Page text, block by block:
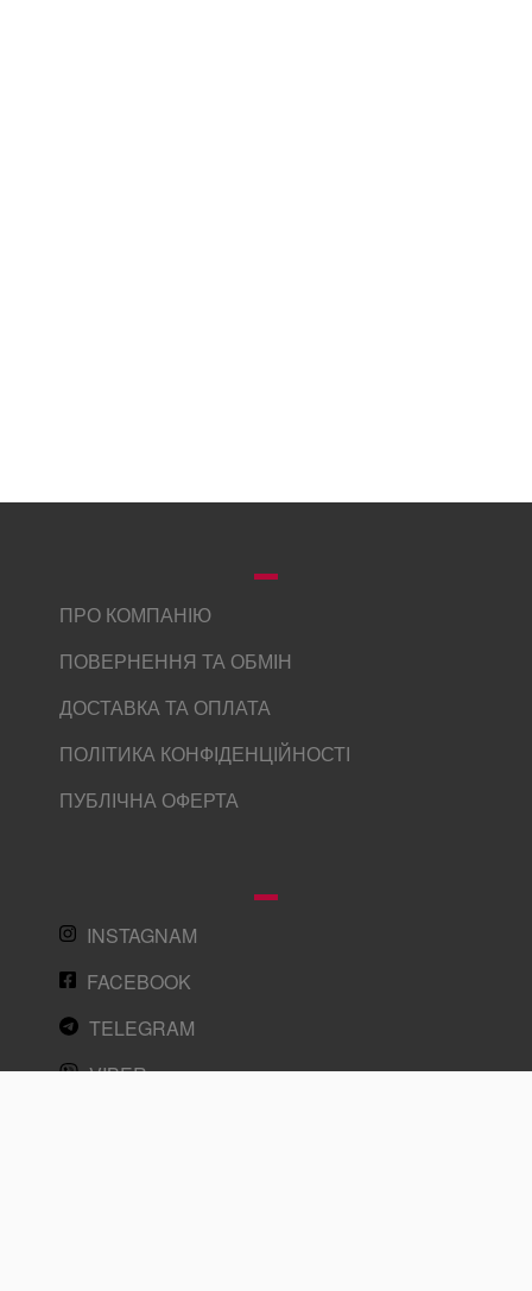
ПРО КОМПАНІЮ
ПОВЕРНЕННЯ ТА ОБМІН
ДОСТАВКА ТА ОПЛАТА
ПОЛІТИКА КОНФІДЕНЦІЙНОСТІ
ПУБЛІЧНА ОФЕРТА
INSTAGNAM
FACEBOOK
TELEGRAM
VIBER